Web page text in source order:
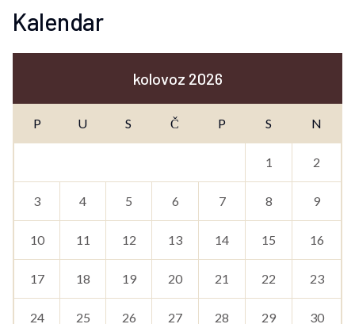
Kalendar
kolovoz 2026
P U S Č P S N
1 2
3 4 5 6 7 8 9
10 11 12 13 14 15 16
17 18 19 20 21 22 23
24 25 26 27 28 29 30